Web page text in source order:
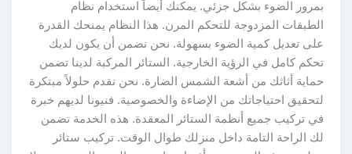
بمرور الضوء بشكل جزئي. يمكنك أيضاً استخدام نظام
الطبقات المزدوجة للتحكم المرن. هذا النظام يمنحك القدرة
على تعديل كمية الضوء بسهولة. نحن نضمن أن يكون لديك
تحكم كامل في الرؤية الخارجية. الستائر المركبة لدينا تضمن
حماية أثاثك من أشعة الشمس الضارة. نحن نقدم حلولاً مبتكرة
لتحقيق احتياجاتك من الإضاءة والخصوصية. فنيونا لديهم خبرة
في تركيب جميع أنظمة الستائر المعقدة. هذه الخدمة تضمن
لك الراحة التامة داخل منزلك طوال الوقت. تركيب ستائر